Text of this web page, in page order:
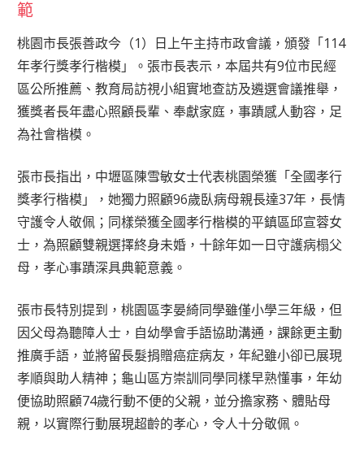
範
桃園市長張善政今（1）日上午主持市政會議，頒發「114
年孝行獎孝行楷模」。張市長表示，本屆共有9位市民經
區公所推薦、教育局訪視小組實地查訪及遴選會議推舉，
獲獎者長年盡心照顧長輩、奉獻家庭，事蹟感人動容，足
為社會楷模。
張市長指出，中壢區陳雪敏女士代表桃園榮獲「全國孝行
獎孝行楷模」，她獨力照顧96歲臥病母親長達37年，長情
守護令人敬佩；同樣榮獲全國孝行楷模的平鎮區邱宣蓉女
士，為照顧雙親選擇終身未婚，十餘年如一日守護病榻父
母，孝心事蹟深具典範意義。
張市長特別提到，桃園區李晏綺同學雖僅小學三年級，但
因父母為聽障人士，自幼學會手語協助溝通，課餘更主動
推廣手語，並將留長髮捐贈癌症病友，年紀雖小卻已展現
孝順與助人精神；龜山區方崇訓同學同樣早熟懂事，年幼
便協助照顧74歲行動不便的父親，並分擔家務、體貼母
親，以實際行動展現超齡的孝心，令人十分敬佩。